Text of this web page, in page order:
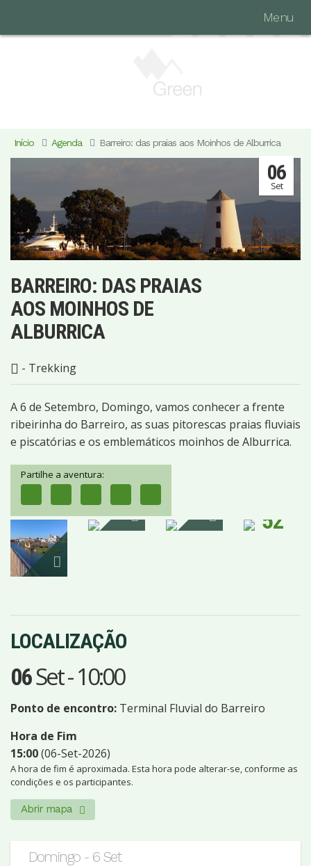
Menu
Início Agenda Barreiro: das praias aos Moinhos de Alburrica
BARREIRO: DAS PRAIAS
AOS MOINHOS DE
ALBURRICA
06
Set
- Trekking
A 6 de Setembro, Domingo, vamos conhecer a frente
ribeirinha do Barreiro, as suas pitorescas praias fluviais
e piscatórias e os emblemáticos moinhos de Alburrica.
Partilhe a aventura:
52
IMAGENS
LOCALIZAÇÃO
06Set-10:00
Ponto de encontro: Terminal Fluvial do Barreiro
Hora de Fim
15:00(06-Set-2026)
A hora de fim é aproximada. Esta hora pode alterar-se, conforme as
condições e os participantes.
Abrir mapa
Domingo - 6 Set